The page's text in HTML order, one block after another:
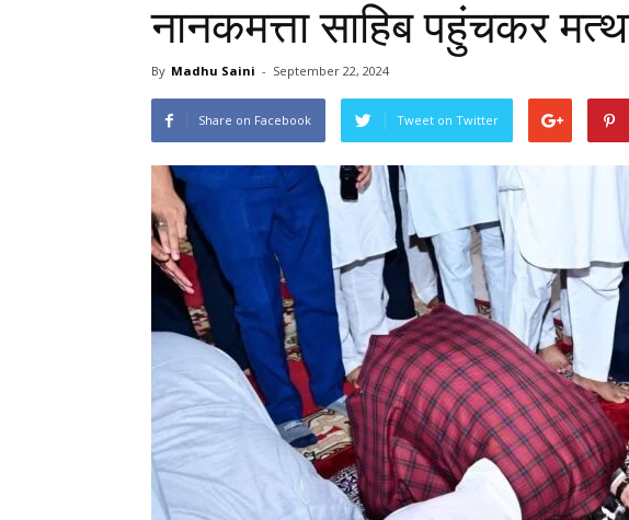
नानकमत्ता साहिब पहुंचकर
By Madhu Saini - September 22, 2024
Share on Facebook Tweet on Twitter